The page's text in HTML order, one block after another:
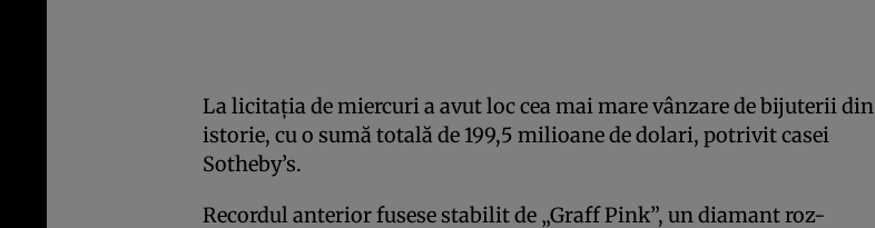
La licitaţia de miercuri a avut loc cea mai mare vânzare de bijuterii din
istorie, cu o sumă totală de 199,5 milioane de dolari, potrivit casei
Sotheby’s.
Recordul anterior fusese stabilit de „Graff Pink”, un diamant roz-